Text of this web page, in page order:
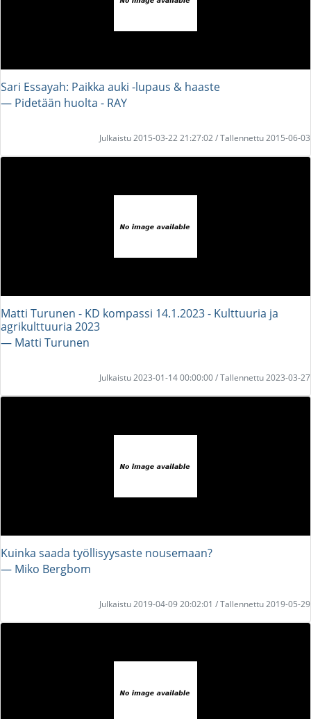
Sari Essayah: Paikka auki -lupaus & haaste
― Pidetään huolta - RAY
Julkaistu 2015-03-22 21:27:02 / Tallennettu 2015-06-03
Matti Turunen - KD kompassi 14.1.2023 - Kulttuuria ja
agrikulttuuria 2023
― Matti Turunen
Julkaistu 2023-01-14 00:00:00 / Tallennettu 2023-03-27
Kuinka saada työllisyysaste nousemaan?
― Miko Bergbom
Julkaistu 2019-04-09 20:02:01 / Tallennettu 2019-05-29